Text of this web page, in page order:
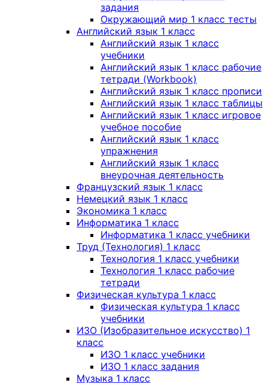
задания
Окружающий мир 1 класс тесты
Английский язык 1 класс
Английский язык 1 класс
учебники
Английский язык 1 класс рабочие
тетради (Workbook)
Английский язык 1 класс прописи
Английский язык 1 класс таблицы
Английский язык 1 класс игровое
учебное пособие
Английский язык 1 класс
упражнения
Английский язык 1 класс
внеурочная деятельность
Французский язык 1 класс
Немецкий язык 1 класс
Экономика 1 класс
Информатика 1 класс
Информатика 1 класс учебники
Труд (Технология) 1 класс
Технология 1 класс учебники
Технология 1 класс рабочие
тетради
Физическая культура 1 класс
Физическая культура 1 класс
учебники
ИЗО (Изобразительное искусство) 1
класс
ИЗО 1 класс учебники
ИЗО 1 класс задания
Музыка 1 класс